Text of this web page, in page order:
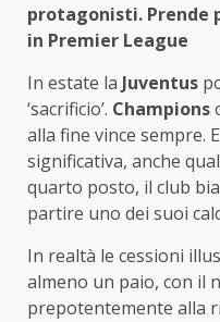
protagonisti. Prende
in Premier League
In estate la Juventus
‘sacrificio’. Champions
alla fine vince sempre.
significativa, anche
quarto posto, il club
partire uno dei suoi
In realtà le cessioni
almeno un paio, con il
prepotentemente alla